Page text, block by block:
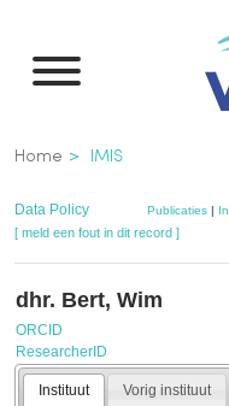
naar
inhoud
gaan
Kruimelpad
Home IMIS
Data Policy Publicaties|
[ meld een fout in dit record ]
dhr. Bert, Wim
ORCID
ResearcherID
Instituut Vorig instituut